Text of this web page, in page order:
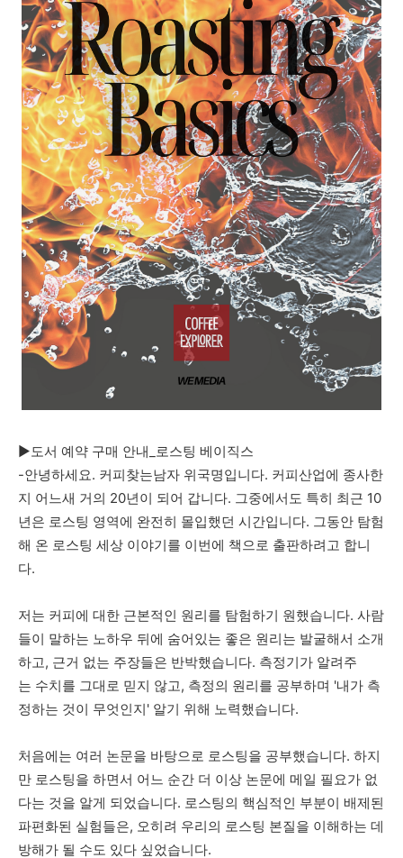
►도서 예약 구매 안내_로스팅 베이직스
-안녕하세요. 커피찾는남자 위국명입니다. 커피산업에 종사한
지 어느새 거의 20년이 되어 갑니다. 그중에서도 특히 최근 10
년은 로스팅 영역에 완전히 몰입했던 시간입니다. 그동안 탐험
해 온 로스팅 세상 이야기를 이번에 책으로 출판하려고 합니
다.
저는 커피에 대한 근본적인 원리를 탐험하기 원했습니다. 사람
들이 말하는 노하우 뒤에 숨어있는 좋은 원리는 발굴해서 소개
하고, 근거 없는 주장들은 반박했습니다. 측정기가 알려주
는 수치를 그대로 믿지 않고, 측정의 원리를 공부하며 '내가 측
정하는 것이 무엇인지' 알기 위해 노력했습니다.
처음에는 여러 논문을 바탕으로 로스팅을 공부했습니다. 하지
만 로스팅을 하면서 어느 순간 더 이상 논문에 메일 필요가 없
다는 것을 알게 되었습니다. 로스팅의 핵심적인 부분이 배제된
파편화된 실험들은, 오히려 우리의 로스팅 본질을 이해하는 데
방해가 될 수도 있다 싶었습니다.